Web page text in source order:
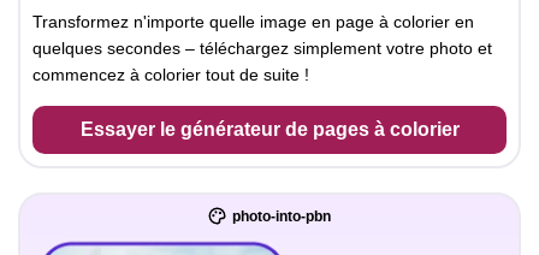
Transformez n'importe quelle image en page à colorier en
quelques secondes – téléchargez simplement votre photo et
commencez à colorier tout de suite !
Essayer le générateur de pages à colorier
photo-into-pbn